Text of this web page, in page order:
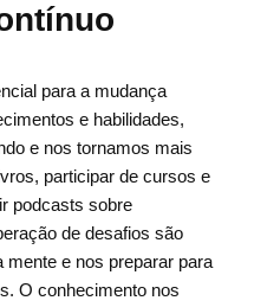
para a mudança
e habilidades,
e nos tornamos mais
participar de cursos e
podcasts sobre
de desafios são
e nos preparar para
O conhecimento nos